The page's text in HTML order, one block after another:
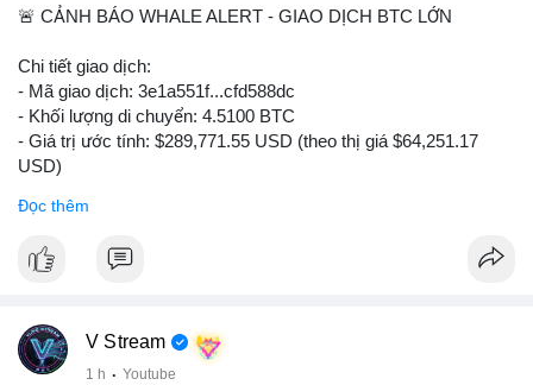
#vlikevn #titanbot
📰 Nguồn: Cointelegraph
🚨 CẢNH BÁO WHALE ALERT - GIAO DỊCH BTC LỚN
Chi tiết giao dịch:
- Mã giao dịch: 3e1a551f...cfd588dc
- Khối lượng di chuyển: 4.5100 BTC
- Giá trị ước tính: $289,771.55 USD (theo thị giá $64,251.17
USD)
Giao dịch 4.51 BTC trị giá gần 290 nghìn USD được phát hiện
đang tái cơ cấu danh mục, không phải áp lực bán khẩn cấp.
Nếu dòng tiền hướng về ví lạnh hoặc ví tích lũy, khả năng cao là
Đọc thêm
V Stream
1 h · Youtube